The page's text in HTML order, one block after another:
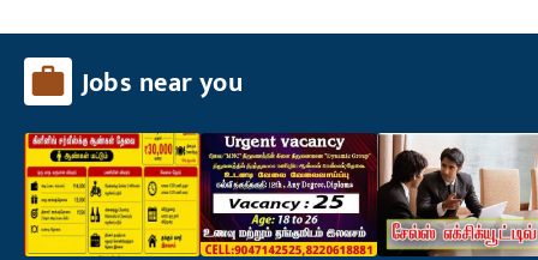
Jobs near you